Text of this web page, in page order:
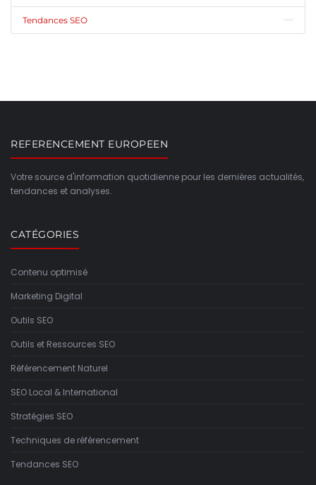
Tendances SEO
REFERENCEMENT EUROPEEN
Votre source d'information quotidienne pour les dernières actualités,
tendances et analyses.
CATÉGORIES
Contenu optimisé
Marketing Digital
Outils SEO
Outils et Ressources SEO
Référencement Naturel
SEO Local & International
Stratégies SEO
Techniques de référencement
Tendances SEO